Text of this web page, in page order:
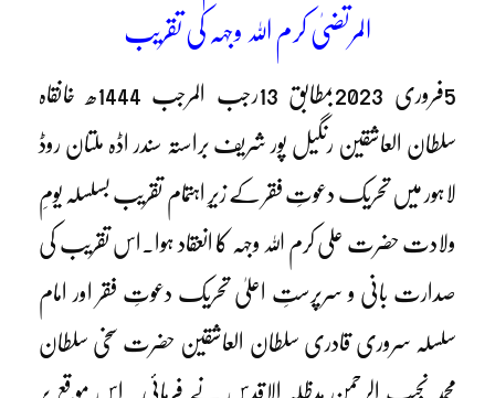
المرتضیٰ کرم اللہ وجہہ کی تقریب
5فروری 2023بمطابق 13رجب المرجب 1444ھ خانقاہ
سلطان العاشقین رنگیل پور شریف براستہ سندر اڈہ ملتان روڈ
لاہور میں تحریک دعوتِ فقر کے زیرِ اہتمام تقریب بسلسلہ یومِ
ولادت حضرت علی کرم اللہ وجہہ کا انعقاد ہوا۔اس تقریب کی
صدارت بانی و سرپرستِ اعلیٰ تحریک دعوتِ فقر اور امام
سلسلہ سروری قادری سلطان العاشقین حضرت سخی سلطان
محمد نجیب الرحمن مدظلہ الاقدس نے فرمائی۔ اس موقع پر